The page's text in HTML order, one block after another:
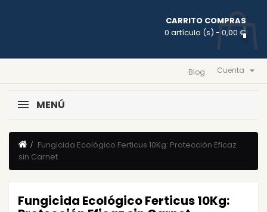
CARRITO COMPRAS
0 artículo (s) - 0,00 €
Cuenta 
Blog
MENÚ
Fungicida Ecológico Ferticus 10Kg: Protección Eficaz
sin Carnet
Fungicida Ecológico Ferticus 10Kg: